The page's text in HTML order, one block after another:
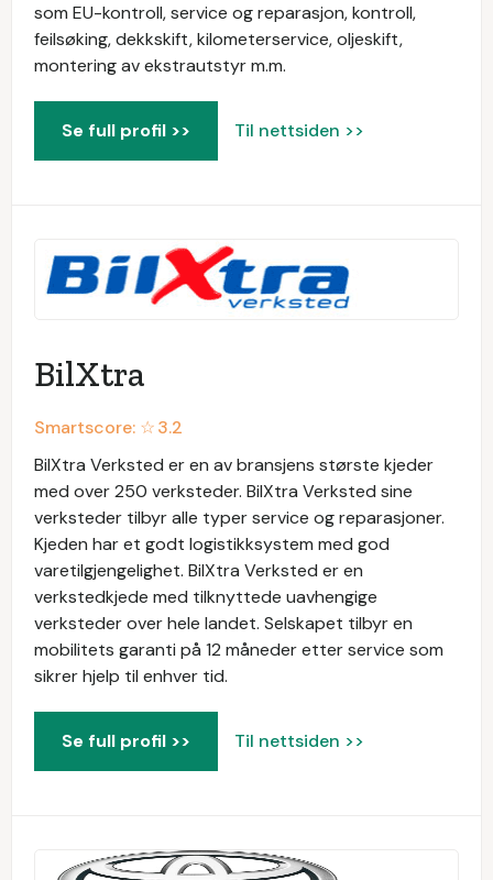
som EU-kontroll, service og reparasjon, kontroll,
feilsøking, dekkskift, kilometerservice, oljeskift,
montering av ekstrautstyr m.m.
Se full profil >> Til nettsiden >>
BilXtra
Smartscore: ☆3.2
BilXtra Verksted er en av bransjens største kjeder
med over 250 verksteder. BilXtra Verksted sine
verksteder tilbyr alle typer service og reparasjoner.
Kjeden har et godt logistikksystem med god
varetilgjengelighet. BilXtra Verksted er en
verkstedkjede med tilknyttede uavhengige
verksteder over hele landet. Selskapet tilbyr en
mobilitets garanti på 12 måneder etter service som
sikrer hjelp til enhver tid.
Se full profil >> Til nettsiden >>